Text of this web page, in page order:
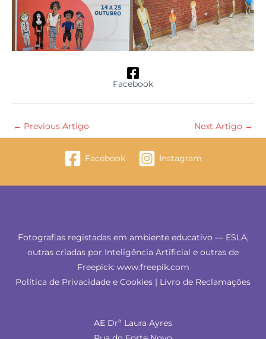
Facebook
← Previous Artigo Next Artigo →
Facebook Instagram
Fotografias registadas em ambiente educativo — ESLA,
outras criadas por Inteligência Artificial e outras de
Freepick: www.freepik.com
Política de Privacidade e Cookies | Livro de Reclamações
AE Drª Laura Ayres